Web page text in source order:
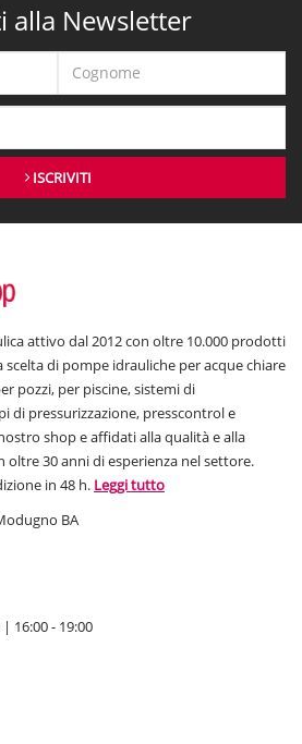
alla Newsletter
ISCRIVITI
attivo dal 2012 con oltre 10.000 prodotti
di pompe idrauliche per acque chiare
pozzi, per piscine, sistemi di
di pressurizzazione, presscontrol e
shop e affidati alla qualità e alla
30 anni di esperienza nel settore.
in 48 h. Leggi tutto
BA
16:00 - 19:00